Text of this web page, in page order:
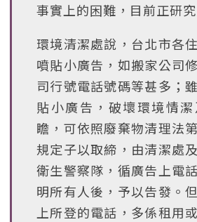
事實上的困難，目前正研
環境清潔處說，台北市各
噴貼小廣告，如搬家公司
司行號電話號碼等甚多；
貼小廣告，破壞環境情
瞻，可依照廢棄物清理法
規定子以取締，由清潔處
衛生警察隊，循廣告上電
明所有人後，予以告發。
上所登的電話，多係租用